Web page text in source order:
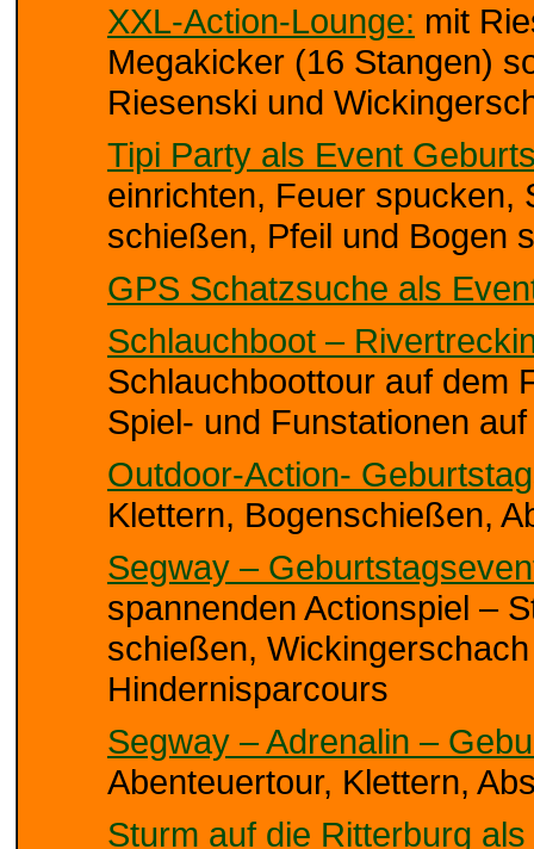
XXL-Action-Lounge: mit
Megakicker (16 Stangen)
Riesenski und
Tipi Party als Event
einrichten, Feuer spucken,
schießen, Pfeil und Bogen
GPS Schatzsuche als
Schlauchboot –
Schlauchboottour auf dem
Spiel- und Funstationen
Outdoor-Action-
Klettern, Bogenschießen,
Segway –
spannenden Actionspiel –
schießen,
Hindernisparcours
Segway – Adrenalin –
Abenteuertour, Klettern,
Sturm auf die Ritterburg